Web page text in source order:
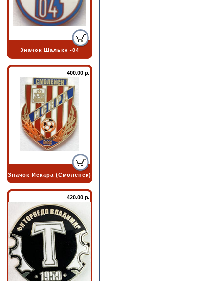
Значок Шальке -04
400.00 р.
Значок Искара (Смоленск)
420.00 р.